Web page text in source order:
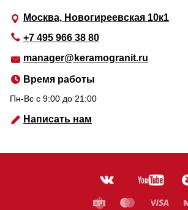
Москва, Новогиреевская 10к1
+7 495 966 38 80
manager@keramogranit.ru
Время работы
Пн-Вс c 9:00 до 21:00
Написать нам